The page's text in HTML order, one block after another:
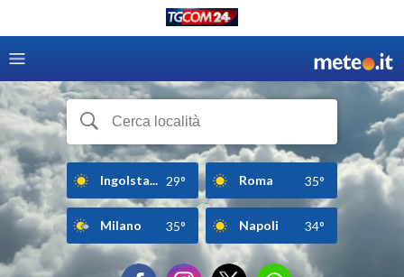
Ingolsta... 29° Roma 35°
Milano 35° Napoli 34°